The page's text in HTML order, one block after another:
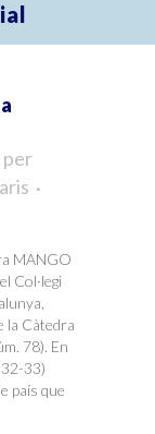
per
MANGO
Col·legi
la Càtedra
78). En
32-33)
país que